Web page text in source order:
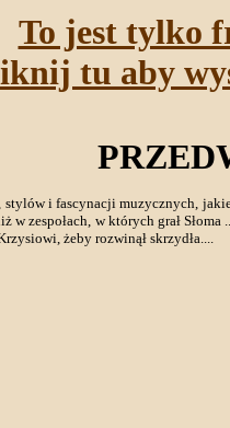
To jest tylko
tu aby
i fascynacji muzycznych,
w zespołach, w których grał
żeby rozwinął skrzydła....